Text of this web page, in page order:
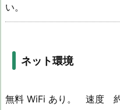
い。
ネット環境
無料 WiFi あり。 速度 約